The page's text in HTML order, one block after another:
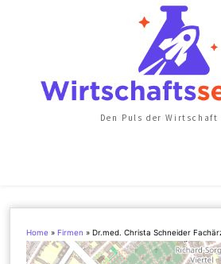
Den Puls der Wirtschaft
Home » Firmen »Dr.med. Christa Schneider